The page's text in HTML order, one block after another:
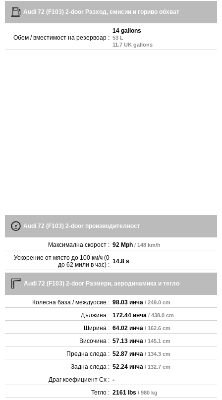
Audi 72 (F103) 2-door Разход, емисии и гориво обхват
Обем / вместимост на резервоар :
14 gallons
53 L
11.7 UK gallons
Audi 72 (F103) 2-door производителност
Максимална скорост : 92 Mph / 148 km/h
Ускорение от място до 100 км/ч (0
до 62 мили в час) : 14.8 s
Audi 72 (F103) 2-door Размери, аеродинамика и тегло
Колесна база / междуосие : 98.03 инча / 249.0 cm
Дължина : 172.44 инча / 438.0 cm
Ширина : 64.02 инча / 162.6 cm
Височина : 57.13 инча / 145.1 cm
Предна следа : 52.87 инча / 134.3 cm
Задна следа : 52.24 инча / 132.7 cm
Драг коефициент Cx : -
Тегло : 2161 lbs / 980 kg